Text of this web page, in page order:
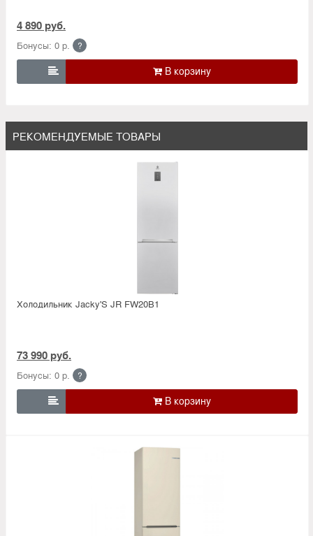
4 890 руб.
Бонусы: 0 р. ?

РЕКОМЕНДУЕМЫЕ ТОВАРЫ
Холодильник Jacky'S JR FW20B1
73 990 руб.
Бонусы: 0 р. ?
